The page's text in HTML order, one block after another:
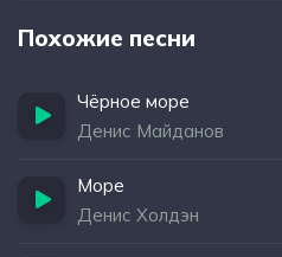
Похожие песни
Чёрное море
Денис Майданов
Море
Денис Холдэн